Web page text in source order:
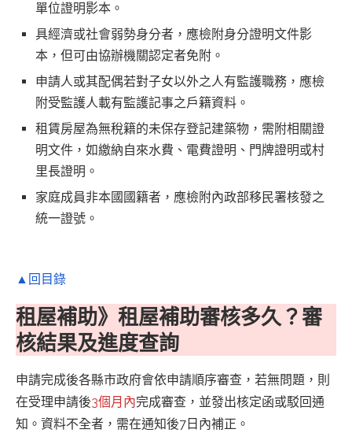
單位證明影本。
具經濟或社會弱勢身分者，應檢附身分證明文件影
本，但可由協辦機關認定者免附。
申請人或其配偶若對子女以外之人有監護職務，應檢
附受監護人載有監護記事之戶籍資料。
租賃房屋為無稅籍的未保存登記建築物，需附相關證
明文件，如繳納自來水費、電費證明、門牌證明或村
里長證明。
家庭成員非本國國籍者，應檢附內政部移民署核發之
統一證號。
▲回目錄
租屋補助》租屋補助審核多久？審
核結果及進度查詢
申請完成後各縣市政府會依申請順序審查，若無問題，則
在受理申請後3個月內完成審查，並發出核定函或駁回通
知。資料不全者，需在通知後7日內補正。